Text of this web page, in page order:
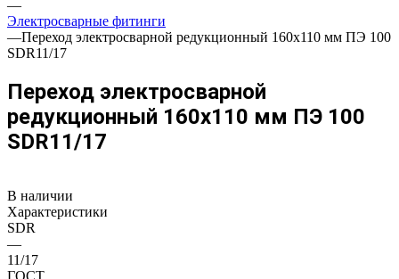
—
Электросварные фитинги
—Переход электросварной редукционный 160x110 мм ПЭ 100
SDR11/17
Переход электросварной
редукционный 160x110 мм ПЭ 100
SDR11/17
В наличии
Характеристики
SDR
—
11/17
ГОСТ